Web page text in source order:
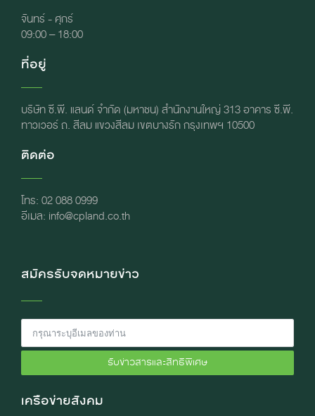
จันทร์ - ศุกร์
09:00 – 18:00
ที่อยู่
บริษัท ซี.พี. แลนด์ จำกัด (มหาชน) สำนักงานใหญ่ 313 อาคาร ซี.พี.
ทาวเวอร์ ถ. สีลม แขวงสีลม เขตบางรัก กรุงเทพฯ 10500
ติดต่อ
โทร: 02 088 0999
อีเมล: info@cpland.co.th
สมัครรับจดหมายข่าว
รับข่าวสารและสิทธิพิเศษ
เครือข่ายสังคม